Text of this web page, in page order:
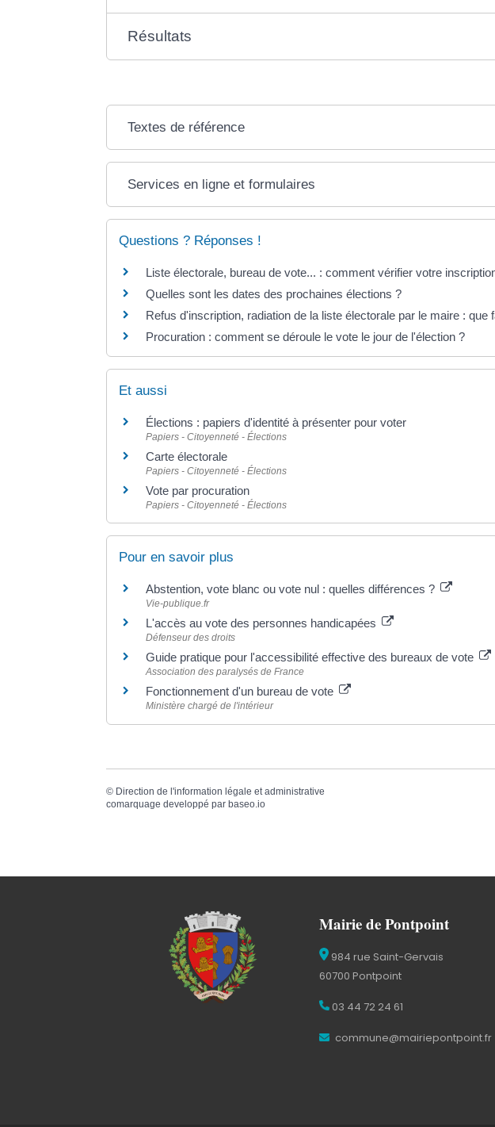
Résultats
Textes de référence
Services en ligne et formulaires
Questions ? Réponses !
Liste électorale, bureau de vote... : comment vérifier votre
Quelles sont les dates des prochaines élections ?
Refus d'inscription, radiation de la liste électorale par le maire : que
Procuration : comment se déroule le vote le jour de l'élection ?
Et aussi
Élections : papiers d'identité à présenter pour voter
Papiers - Citoyenneté - Élections
Carte électorale
Papiers - Citoyenneté - Élections
Vote par procuration
Papiers - Citoyenneté - Élections
Pour en savoir plus
Abstention, vote blanc ou vote nul : quelles différences ?
Vie-publique.fr
L'accès au vote des personnes handicapées
Défenseur des droits
Guide pratique pour l'accessibilité effective des bureaux de vote
Association des paralysés de France
Fonctionnement d'un bureau de vote
Ministère chargé de l'intérieur
© Direction de l'information légale et administrative
comarquage developpé parbaseo.io
Mairie de Pontpoint
984 rue Saint-Gervais
60700 Pontpoint
03 44 72 24 61
commune@mairiepontpoint.fr